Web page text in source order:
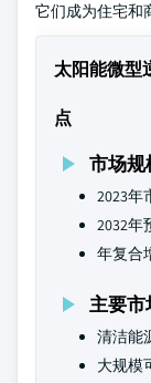
它们成为住宅和
太阳能微型
点
市场规
2023年
2032年
年复合
主要市
清洁能
大规模